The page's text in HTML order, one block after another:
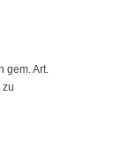
gem. Art.
zu